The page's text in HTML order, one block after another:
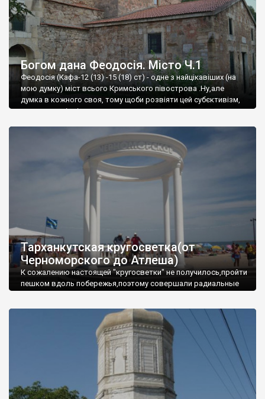
Богом дана Феодосія. Місто Ч.1
Феодосія (Кафа-12 (13) -15 (18) ст) - одне з найцікавіших (на
мою думку) міст всього Кримського півострова .Ну,але
думка в кожного своя, тому щоби розвіяти цей субєктивізм,
запрошую відвідати це
Тарханкутская кругосветка(от
Черноморского до Атлеша)
К сожалению настоящей "кругосветки" не получилось,пройти
пешком вдоль побережья,поэтому совершали радиальные